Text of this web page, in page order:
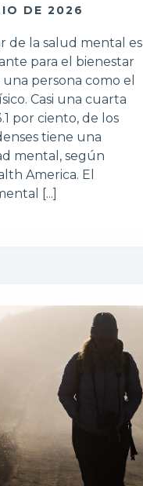
DE 2026
de la salud mental es
para el bienestar
persona como el
Casi una cuarta
por ciento, de los
tiene una
mental, según
America. El
[...]